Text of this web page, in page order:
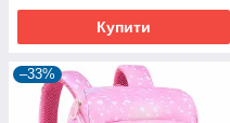
Купити
–33%